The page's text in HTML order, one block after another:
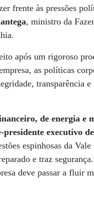
frente às pressões
, ministro da
após um rigoroso
as políticas
transparência e
de energia e
presidente executivo
espinhosas da Vale
e traz
deve passar a fluir